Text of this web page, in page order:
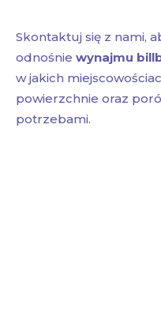
Skontaktuj się z nami,
odnośnie wynajmu
w jakich
powierzchnie oraz
potrzebami.